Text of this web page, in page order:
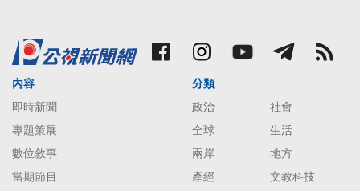
內容
即時新聞
專題策展
數位敘事
當期節目
分類
政治
社會
全球
生活
兩岸
地方
產經
文教科技